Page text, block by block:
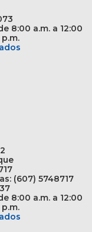
8:00 a.m. a 12:00
(607) 5748717
8:00 a.m. a 12:00